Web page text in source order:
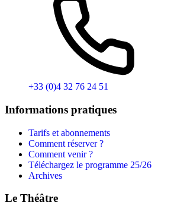
+33 (0)4 32 76 24 51
Informations pratiques
Tarifs et abonnements
Comment réserver ?
Comment venir ?
Téléchargez le programme 25/26
Archives
Le Théâtre